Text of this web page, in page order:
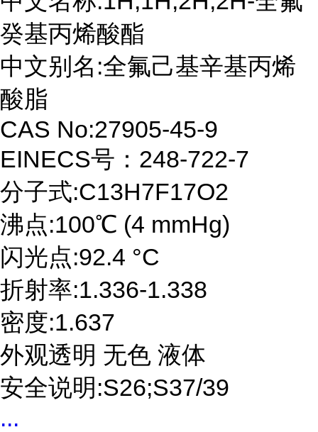
癸基丙烯酸酯
中文别名:全氟己基辛基丙烯
酸脂
CAS No:27905-45-9
EINECS号：248-722-7
分子式:C13H7F17O2
沸点:100℃ (4 mmHg)
闪光点:92.4 °C
折射率:1.336-1.338
密度:1.637
外观透明 无色 液体
安全说明:S26;S37/39
...